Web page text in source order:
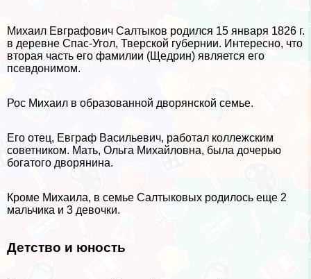
Михаил Евграфович Салтыков родился 15 января 1826 г.
в деревне Спас-Угол, Тверской губернии. Интересно, что
вторая часть его фамилии (Щедрин) является его
псевдонимом.
Рос Михаил в образованной дворянской семье.
Его отец, Евграф Васильевич, работал коллежским
советником. Мать, Ольга Михайловна, была дочерью
богатого дворянина.
Кроме Михаила, в семье Салтыковых родилось еще 2
мальчика и 3 дeвoчки.
Детство и юность